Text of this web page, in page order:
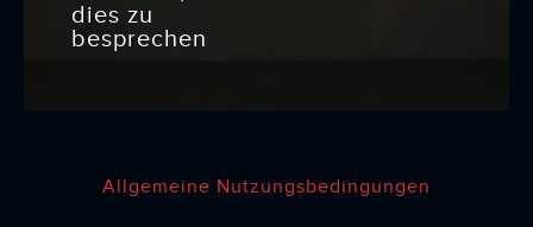
dies zu
besprechen
Allgemeine Nutzungsbedingungen